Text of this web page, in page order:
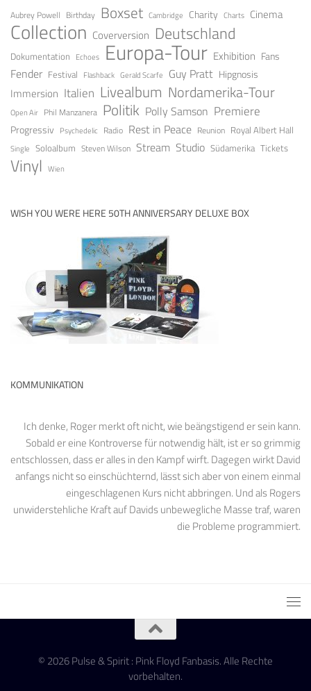
Aubrey Powell Birthday Boxset Cambridge Charity Charts Cinema
Collection Coverversion Deutschland
Dokumentation Echoes Europa-Tour Exhibition Fans
Fender Festival Flashback Gerald Scarfe Guy Pratt Hipgnosis
Immersion Italien Livealbum Nordamerika-Tour
Open Air Phil Manzanera Politik Polly Samson Premiere
Progressiv Psychedelic Radio Rest in Peace Reunion Royal Albert Hall
Single Soloalbum Steven Wilson Stream Studio Südamerika Tickets
Vinyl Wien
WISH YOU WERE HERE 50TH ANNIVERSARY DELUXE BOX
KOMMUNIKATION
Ich denke, Roger merkt oft nicht, wie beängstigend er sein kann.
Sobald er eine Kontroverse für notwendig hält, ist er so grimmig
entschlossen, dass er alles in den Kampf wirft. Dagegen wirkt David
anfangs nicht so einschüchternd, lässt sich aber von einem einmal
eingeschlagenen Kurs nicht abbringen. Und als Rogers
unwiderstehliche Kraft auf Davids unbewegliche Masse traf, waren
die Probleme programmiert.
© 2026 Pulse & Spirit : Pink Floyd Fanbasis. Alle Rechte
vorbehalten.